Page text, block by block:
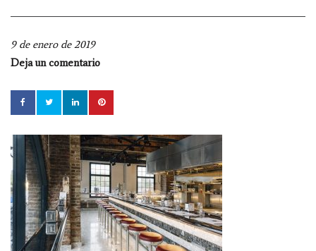
9 de enero de 2019
Deja un comentario